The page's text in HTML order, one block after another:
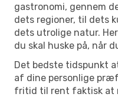
gastronomi, gennem
dets regioner, til dets
dets utrolige natur.
du skal huske på, når
Det bedste tidspunkt
af dine personlige
fritid til rent faktisk at